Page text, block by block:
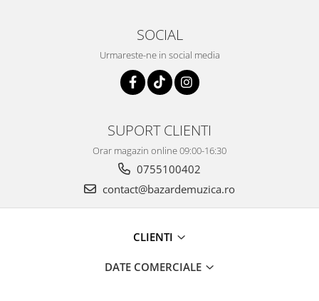
SOCIAL
Urmareste-ne in social media
SUPORT CLIENTI
Orar magazin online 09:00-16:30
0755100402
contact@bazardemuzica.ro
CLIENTI
DATE COMERCIALE